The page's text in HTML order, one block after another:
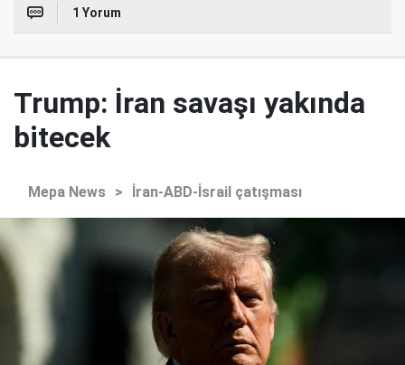
1 Yorum
Trump: İran savaşı yakında
bitecek
Mepa News > İran-ABD-İsrail çatışması